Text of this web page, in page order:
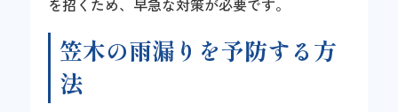
笠木の雨漏りを予防する方
法